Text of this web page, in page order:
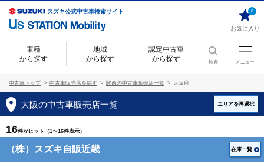
スズキ公式中古車検索サイト
お気に入り
0
車種
から探す
地域
から探す
認定中古車
から探す
検索 メニュー
中古車トップ 中古車販売店を探す 関西の中古車販売店一覧 大阪府
大阪の中古車販売店一覧 エリアを再選択
16件がヒット（1〜16件表示）
（株）スズキ自販近畿 在庫一覧